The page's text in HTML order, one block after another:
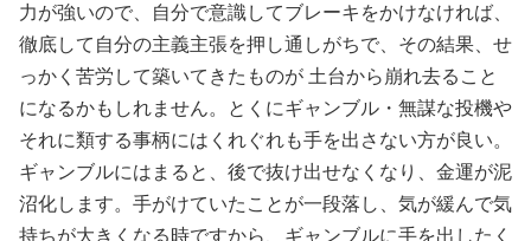
力が強いので、自分で意識してブレーキをかけなければ、
徹底して自分の主義主張を押し通しがちで、その結果、せ
っかく苦労して築いてきたものが 土台から崩れ去ること
になるかもしれません。とくにギャンブル・無謀な投機や
それに類する事柄にはくれぐれも手を出さない方が良い。
ギャンブルにはまると、後で抜け出せなくなり、金運が泥
沼化します。手がけていたことが一段落し、気が緩んで気
持ちが大きくなる時ですから、ギャンブルに手を出したく